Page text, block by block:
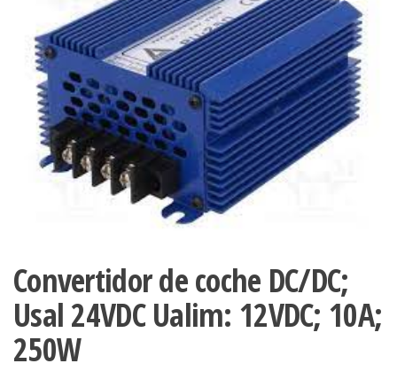
Convertidor de coche DC/DC;
Usal 24VDC Ualim: 12VDC; 10A;
250W